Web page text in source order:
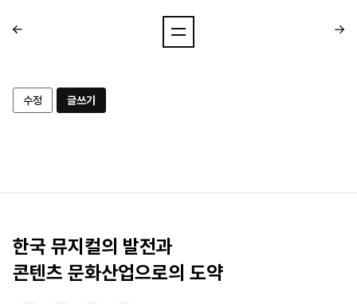
수정 글쓰기
한국 뮤지컬의 발전과
콘텐츠 문화산업으로의 도약